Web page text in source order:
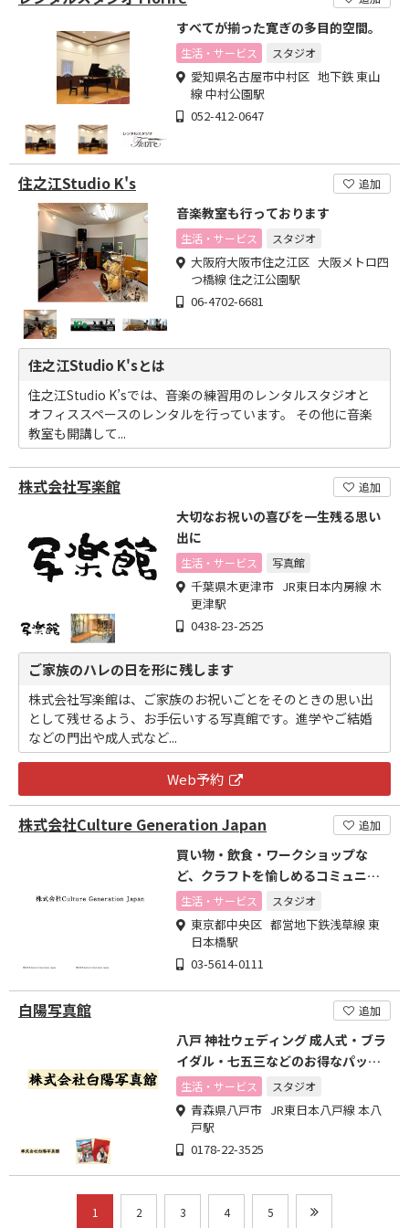
すべてが揃った寛ぎの多目的空間。
生活・サービス スタジオ
愛知県名古屋市中村区 地下鉄 東山
線 中村公園駅
052-412-0647
住之江Studio K's 追加
音楽教室も行っております
生活・サービス スタジオ
大阪府大阪市住之江区 大阪メトロ四
つ橋線 住之江公園駅
06-4702-6681
住之江Studio K'sとは
住之江Studio K’sでは、音楽の練習用のレンタルスタジオと
オフィススペースのレンタルを行っています。 その他に音楽
教室も開講して...
株式会社写楽館 追加
大切なお祝いの喜びを一生残る思い
出に
生活・サービス 写真館
千葉県木更津市 JR東日本内房線 木
更津駅
0438-23-2525
ご家族のハレの日を形に残します
株式会社写楽館は、ご家族のお祝いごとをそのときの思い出
として残せるよう、お手伝いする写真館です。進学やご結婚
などの門出や成人式など...
Web予約
株式会社Culture Generation Japan 追加
買い物・飲食・ワークショップな
ど、クラフトを愉しめるコミュニテ
ィビル
生活・サービス スタジオ
東京都中央区 都営地下鉄浅草線 東
日本橋駅
03-5614-0111
白陽写真館 追加
八戸 神社ウェディング 成人式・ブラ
イダル・七五三などのお得なパック
有生活・サービス スタジオ
青森県八戸市 JR東日本八戸線 本八
戸駅
0178-22-3525
1 2 3 4 5